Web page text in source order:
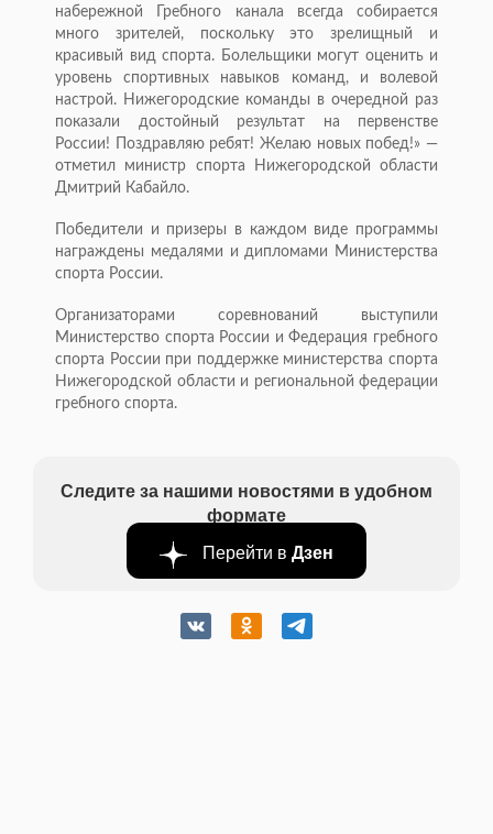
набережной Гребного канала всегда собирается
много зрителей, поскольку это зрелищный и
красивый вид спорта. Болельщики могут оценить и
уровень спортивных навыков команд, и волевой
настрой. Нижегородские команды в очередной раз
показали достойный результат на первенстве
России! Поздравляю ребят! Желаю новых побед!» —
отметил министр спорта Нижегородской области
Дмитрий Кабайло.
Победители и призеры в каждом виде программы
награждены медалями и дипломами Министерства
спорта России.
Организаторами соревнований выступили
Министерство спорта России и Федерация гребного
спорта России при поддержке министерства спорта
Нижегородской области и региональной федерации
гребного спорта.
Следите за нашими новостями в удобном
формате
Перейти в Дзен